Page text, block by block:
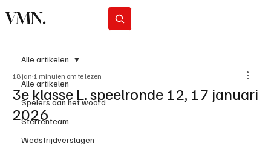
VMN.
Alle artikelen
Spelers aan het woord
Sterrenteam
Wedstrijdverslagen
Alle artikelen
3e klasse L. speelronde 12, 17 januari
2026
18 jan 1 minuten om te lezen